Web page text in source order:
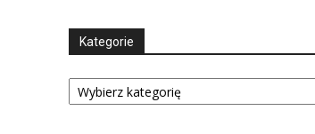
Kategorie
Kategorie